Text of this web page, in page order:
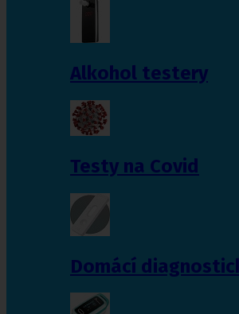
Alkohol testery
Testy na Covid
Domácí